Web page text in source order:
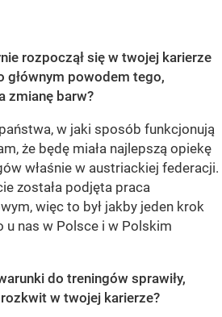
rozpoczął się w twojej karierze
głównym powodem tego,
zmianę barw?
w jaki sposób funkcjonują
że będę miała najlepszą opiekę
właśnie w austriackiej federacji.
została podjęta praca
więc to był jakby jeden krok
u nas w Polsce i w Polskim
do treningów sprawiły,
w twojej karierze?